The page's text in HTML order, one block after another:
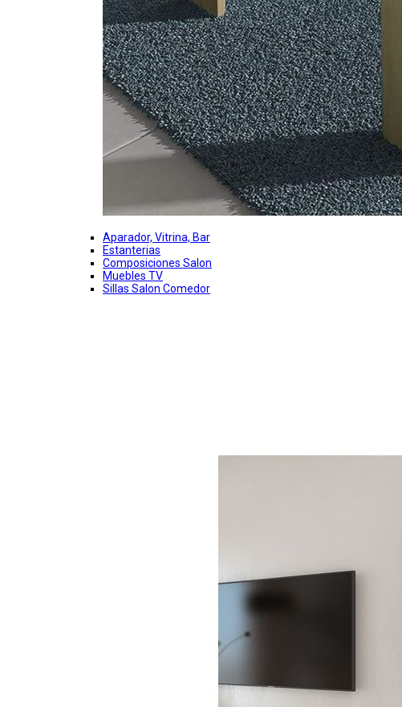
Aparador, Vitrina, Bar
Estanterias
Composiciones Salon
Muebles TV
Sillas Salon Comedor